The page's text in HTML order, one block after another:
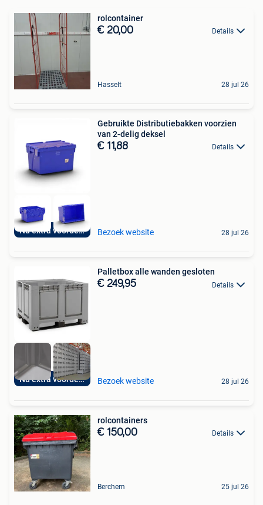
rolcontainer
€ 20,00 Details
Hasselt 28 jul 26
Nu extra voordelig
Gebruikte Distributiebakken voorzien
van 2-delig deksel
€ 11,88 Details
Bezoek website 28 jul 26
Nu extra voordelig
Palletbox alle wanden gesloten
€ 249,95 Details
Bezoek website 28 jul 26
rolcontainers
€ 150,00 Details
Berchem 25 jul 26